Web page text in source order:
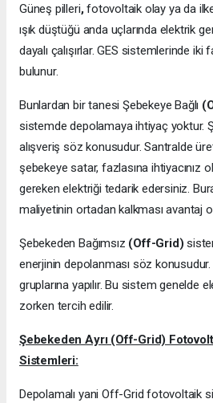
Güneş pilleri,fotovoltaik olay ya da
ışık düştüğü anda uçlarında elektrik
dayalı çalışırlar. GES sistemlerinde iki
bulunur.
Bunlardan bir tanesi Şebekeye Bağlı
sistemde depolamaya ihtiyaç yoktur.
alışveriş söz konusudur. Santralde
şebekeye satar, fazlasına ihtiyacınız
gereken elektriği tedarik edersiniz.
maliyetinin ortadan kalkması avantaj
Şebekeden Bağımsız (Off-Grid)
enerjinin depolanması söz
gruplarına yapılır. Bu sistem genelde
zorken tercih edilir.
Şebekeden Ayrı (Off-Grid)
Sistemleri:
Depolamalı yani Off-Grid fotovoltaik